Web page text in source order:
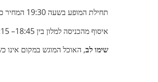
תחילת המופע בשעה 19:30 המחיר כולל הסעה מהמלון וחזרה.
איסוף מהכניסה למלון בין 18:45– 19:15
שימו לב, האוכל המוגש במקום אינו